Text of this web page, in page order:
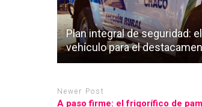
Plan integral de seguridad:
vehículo para el
Newer Post
A paso firme: el frigorífico de